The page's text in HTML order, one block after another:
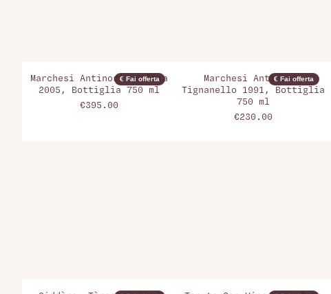
€ Fai offerta
Marchesi Antinori, Solaia
2005, Bottiglia 750 ml
€395.00
€ Fai offerta
Marchesi Antinori,
Tignanello 1991, Bottiglia
750 ml
€230.00